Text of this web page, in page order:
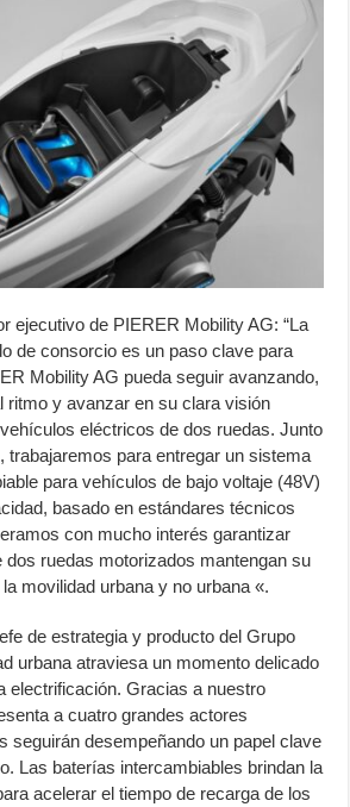
ejecutivo de PIERER Mobility AG: “La
de consorcio es un paso clave para
Mobility AG pueda seguir avanzando,
ritmo y avanzar en su clara visión
eléctricos de dos ruedas. Junto
trabajaremos para entregar un sistema
para vehículos de bajo voltaje (48V)
basado en estándares técnicos
con mucho interés garantizar
dos ruedas motorizados mantengan su
movilidad urbana y no urbana «.
de estrategia y producto del Grupo
urbana atraviesa un momento delicado
electrificación. Gracias a nuestro
a cuatro grandes actores
seguirán desempeñando un papel clave
Las baterías intercambiables brindan la
acelerar el tiempo de recarga de los